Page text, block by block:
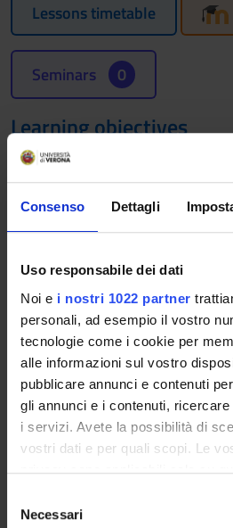
Consenso Dettagli
Uso responsabile dei dati
Noi e i nostri 1022 partner
personali, ad esempio il vostro
tecnologie come i cookie per
alle informazioni sul vostro
pubblicare annunci e contenuti
gli annunci e i contenuti,
i servizi. Avete la possibilità di
vostri dati e per quali scopi. Le
privacy sono applicabili solo su
modificare o revocare il proprio
Necessari
Lessons timetable
Seminars 0
Learning objectives
The course aims to provide the
and practical background to
including those with relevant socio-
Prerequisites and basic
Students are assumed to have
topics in microeconomics and
Program
- Introduction to decision theory
- Multi-Criteria Decision Analysis
- Evaluating investments over time
- Indicators of investment financial
- Decisions under risk and uncertainty